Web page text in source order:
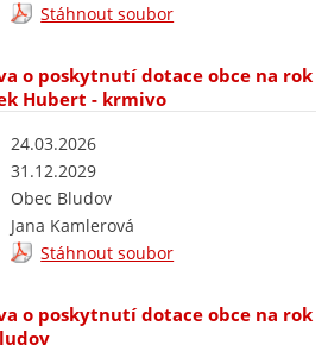
Stáhnout soubor
o poskytnutí dotace obce na rok
Hubert - krmivo
24.03.2026
31.12.2029
Obec Bludov
Jana Kamlerová
Stáhnout soubor
o poskytnutí dotace obce na rok